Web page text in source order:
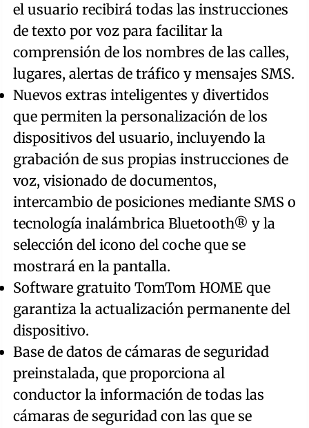
el usuario recibirá todas las instrucciones
de texto por voz para facilitar la
comprensión de los nombres de las calles,
lugares, alertas de tráfico y mensajes SMS.
Nuevos extras inteligentes y divertidos
que permiten la personalización de los
dispositivos del usuario, incluyendo la
grabación de sus propias instrucciones de
voz, visionado de documentos,
intercambio de posiciones mediante SMS o
tecnología inalámbrica Bluetooth® y la
selección del icono del coche que se
mostrará en la pantalla.
Software gratuito TomTom HOME que
garantiza la actualización permanente del
dispositivo.
Base de datos de cámaras de seguridad
preinstalada, que proporciona al
conductor la información de todas las
cámaras de seguridad con las que se